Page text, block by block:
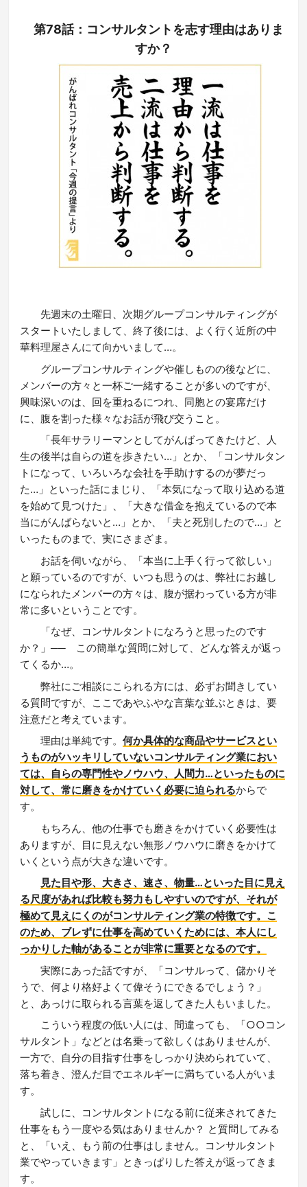
第78話：コンサルタントを志す理由はありま
すか？
先週末の土曜日、次期グループコンサルティングが
スタートいたしまして、終了後には、よく行く近所の中
華料理屋さんにて向かいまして…。
グループコンサルティングや催しものの後などに、
メンバーの方々と一杯ご一緒することが多いのですが、
興味深いのは、回を重ねるにつれ、同胞との宴席だけ
に、腹を割った様々なお話が飛び交うこと。
「長年サラリーマンとしてがんばってきたけど、人
生の後半は自らの道を歩きたい…」とか、「コンサルタン
トになって、いろいろな会社を手助けするのが夢だっ
た…」といった話にまじり、「本気になって取り込める道
を始めて見つけた」、「大きな借金を抱えているので本
当にがんばらないと…」とか、「夫と死別したので…」と
いったものまで、実にさまざま。
お話を伺いながら、「本当に上手く行って欲しい」
と願っているのですが、いつも思うのは、弊社にお越し
になられたメンバーの方々は、腹が据わっている方が非
常に多いということです。
「なぜ、コンサルタントになろうと思ったのです
か？」── この簡単な質問に対して、どんな答えが返っ
てくるか…。
弊社にご相談にこられる方には、必ずお聞きしてい
る質問ですが、ここであやふやな言葉な並ぶときは、要
注意だと考えています。
理由は単純です。何か具体的な商品やサービスとい
うものがハッキリしていないコンサルティング業におい
ては、自らの専門性やノウハウ、人間力…といったものに
対して、常に磨きをかけていく必要に迫られるからで
す。
もちろん、他の仕事でも磨きをかけていく必要性は
ありますが、目に見えない無形ノウハウに磨きをかけて
いくという点が大きな違いです。
見た目や形、大きさ、速さ、物量…といった目に見え
る尺度があれば比較も努力もしやすいのですが、それが
極めて見えにくのがコンサルティング業の特徴です。こ
のため、ブレずに仕事を高めていくためには、本人にし
っかりした軸があることが非常に重要となるのです。
実際にあった話ですが、「コンサルって、儲かりそ
うで、何より格好よくて偉そうにできるでしょう？」
と、あっけに取られる言葉を返してきた人もいました。
こういう程度の低い人には、間違っても、「○○コン
サルタント」などとは名乗って欲しくはありませんが、
一方で、自分の目指す仕事をしっかり決められていて、
落ち着き、澄んだ目でエネルギーに満ちている人がいま
す。
試しに、コンサルタントになる前に従来されてきた
仕事をもう一度やる気はありませんか？ と質問してみる
と、「いえ、もう前の仕事はしません。コンサルタント
業でやっていきます」ときっぱりした答えが返ってきま
す。